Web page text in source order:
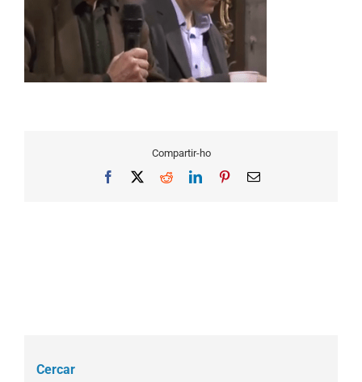
Compartir-ho
Facebook RedditLinkedInPinterestEmail
Cercar